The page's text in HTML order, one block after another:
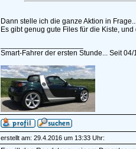
Dann stelle ich die ganze Aktion in
Es gibt genug gute Files für die Kiste,
Smart-Fahrer der ersten Stunde... Seit 04/
erstellt am: 29.4.2016 um 13:33 Uhr: